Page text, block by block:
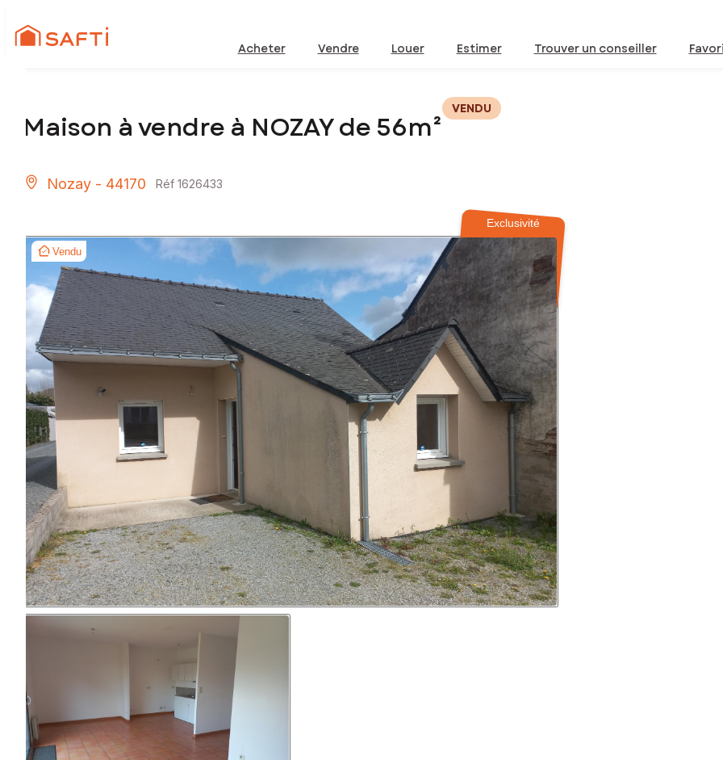
Acheter Vendre Louer Estimer Trouver un conseiller
Maison à vendre à NOZAY de 56m²
VENDU
Nozay - 44170 Réf 1626433
Exclusivité
Vendu